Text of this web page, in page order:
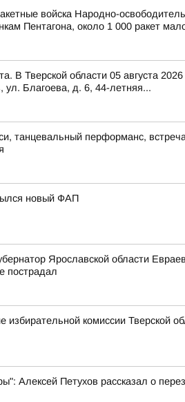
войска Народно-
Пентагона, около 1 000 ракет
В Тверской области 05 августа
ул. Благоева, д. 6, 44-летняя...
танцевальный перформанс,
новый ФАП
Ярославской области
пострадал
избирательной комиссии Тверской
Алексей Петухов рассказал о